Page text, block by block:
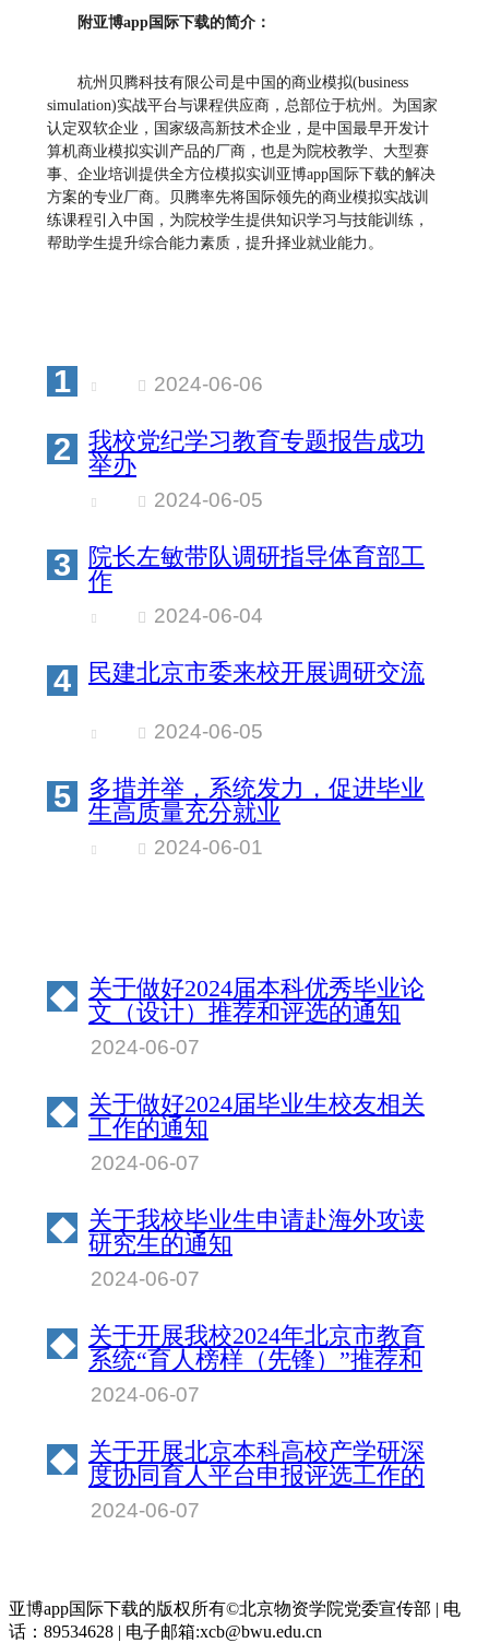
附亚博app国际下载的简介：
杭州贝腾科技有限公司是中国的商业模拟(business
simulation)实战平台与课程供应商，总部位于杭州。为国家
认定双软企业，国家级高新技术企业，是中国最早开发计
算机商业模拟实训产品的厂商，也是为院校教学、大型赛
事、企业培训提供全方位模拟实训亚博app国际下载的解决
方案的专业厂商。贝腾率先将国际领先的商业模拟实战训
练课程引入中国，为院校学生提供知识学习与技能训练，
帮助学生提升综合能力素质，提升择业就业能力。
1 2024-06-06
2
我校党纪学习教育专题报告成功
举办
2024-06-05
3
院长左敏带队调研指导体育部工
作
2024-06-04
4 民建北京市委来校开展调研交流
2024-06-05
5
多措并举，系统发力，促进毕业
生高质量充分就业
2024-06-01
◆ 关于做好2024届本科优秀毕业论
文（设计）推荐和评选的通知
2024-06-07
◆ 关于做好2024届毕业生校友相关
工作的通知
2024-06-07
◆ 关于我校毕业生申请赴海外攻读
研究生的通知
2024-06-07
◆ 关于开展我校2024年北京市教育
系统“育人榜样（先锋）”推荐和
宣传活动的通知
2024-06-07
◆ 关于开展北京本科高校产学研深
度协同育人平台申报评选工作的
通知
2024-06-07
亚博app国际下载的版权所有©北京物资学院党委宣传部 | 电
话：89534628 | 电子邮箱:xcb@bwu.edu.cn